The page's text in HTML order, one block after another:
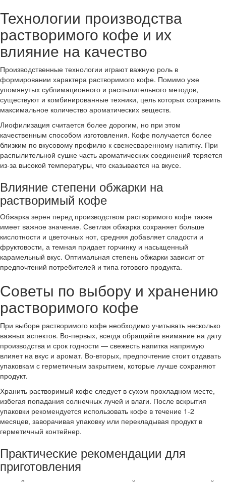
Технологии производства
растворимого кофе и их
влияние на качество
Производственные технологии играют важную роль в
формировании характера растворимого кофе. Помимо уже
упомянутых сублимационного и распылительного методов,
существуют и комбинированные техники, цель которых сохранить
максимальное количество ароматических веществ.
Лиофилизация считается более дорогим, но при этом
качественным способом изготовления. Кофе получается более
близким по вкусовому профилю к свежесваренному напитку. При
распылительной сушке часть ароматических соединений теряется
из-за высокой температуры, что сказывается на вкусе.
Влияние степени обжарки на
растворимый кофе
Обжарка зерен перед производством растворимого кофе также
имеет важное значение. Светлая обжарка сохраняет больше
кислотности и цветочных нот, средняя добавляет сладости и
фруктовости, а темная придает горчинку и насыщенный
карамельный вкус. Оптимальная степень обжарки зависит от
предпочтений потребителей и типа готового продукта.
Советы по выбору и хранению
растворимого кофе
При выборе растворимого кофе необходимо учитывать несколько
важных аспектов. Во-первых, всегда обращайте внимание на дату
производства и срок годности — свежесть напитка напрямую
влияет на вкус и аромат. Во-вторых, предпочтение стоит отдавать
упаковкам с герметичным закрытием, которые лучше сохраняют
продукт.
Хранить растворимый кофе следует в сухом прохладном месте,
избегая попадания солнечных лучей и влаги. После вскрытия
упаковки рекомендуется использовать кофе в течение 1-2
месяцев, заворачивая упаковку или перекладывая продукт в
герметичный контейнер.
Практические рекомендации для
приготовления